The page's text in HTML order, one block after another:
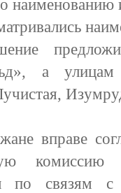
а
вправе
комиссию
по связям с